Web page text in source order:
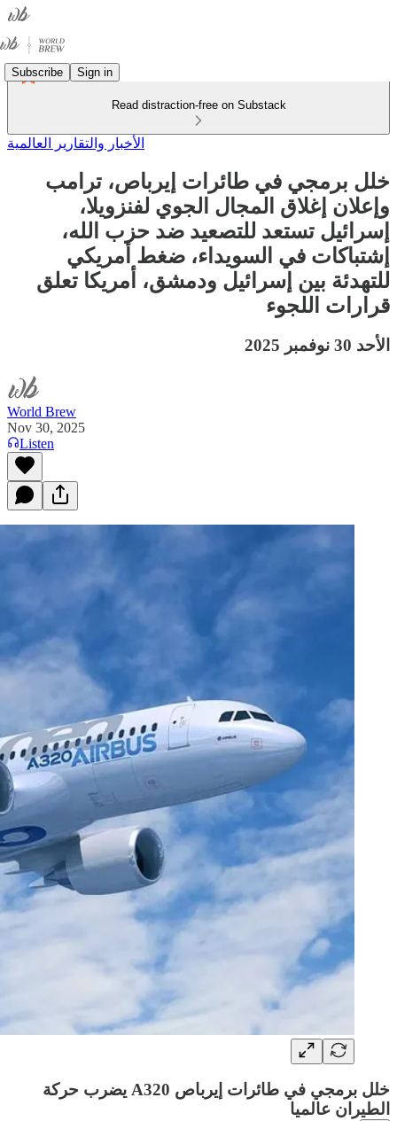
Subscribe Sign in
Read distraction-free on Substack
الأخبار والتقارير العالمية
خلل برمجي في طائرات إيرباص، ترامب
وإعلان إغلاق المجال الجوي لفنزويلا،
إسرائيل تستعد للتصعيد ضد حزب الله،
إشتباكات في السويداء، ضغط أمريكي
للتهدئة بين إسرائيل ودمشق، أمريكا تعلق
قرارات اللجوء
الأحد 30 نوفمبر 2025
World Brew
Nov 30, 2025
Listen
خلل برمجي في طائرات إيرباص A320 يضرب حركة
الطيران عالميا